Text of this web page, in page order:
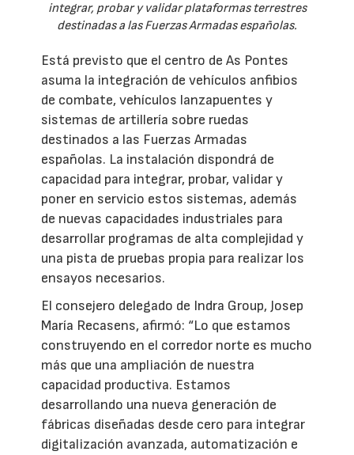
integrar, probar y validar plataformas terrestres
destinadas a las Fuerzas Armadas españolas.
Está previsto que el centro de As Pontes
asuma la integración de vehículos anfibios
de combate, vehículos lanzapuentes y
sistemas de artillería sobre ruedas
destinados a las Fuerzas Armadas
españolas. La instalación dispondrá de
capacidad para integrar, probar, validar y
poner en servicio estos sistemas, además
de nuevas capacidades industriales para
desarrollar programas de alta complejidad y
una pista de pruebas propia para realizar los
ensayos necesarios.
El consejero delegado de Indra Group, Josep
María Recasens, afirmó: “Lo que estamos
construyendo en el corredor norte es mucho
más que una ampliación de nuestra
capacidad productiva. Estamos
desarrollando una nueva generación de
fábricas diseñadas desde cero para integrar
digitalización avanzada, automatización e